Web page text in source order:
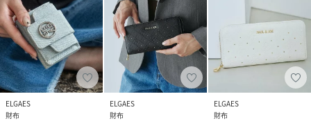
ELGAES
財布
ELGAES
財布
ELGAES
財布